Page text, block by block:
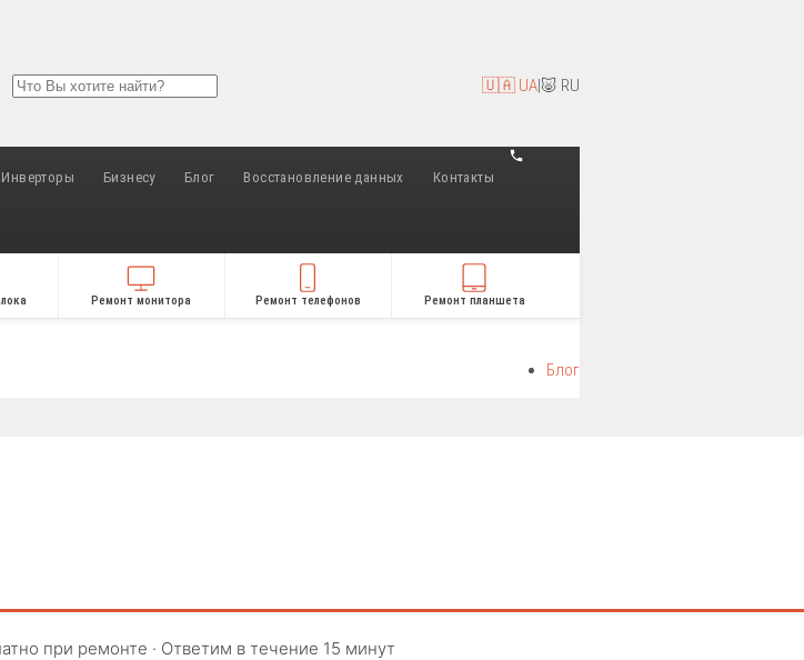
🇺🇦 UA|🐷 RU
Инверторы Бизнесу Блог Восстановление данных Контакты
Ремонт монитора Ремонт телефонов Ремонт планшета
Блог
при ремонте · Ответим в течение 15 минут